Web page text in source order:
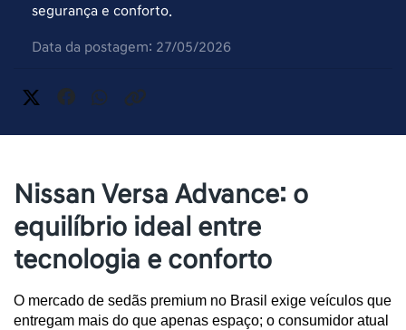
segurança e conforto.
Data da postagem: 27/05/2026
Nissan Versa Advance: o
equilíbrio ideal entre
tecnologia e conforto
O mercado de sedãs premium no Brasil exige veículos que
entregam mais do que apenas espaço; o consumidor atual